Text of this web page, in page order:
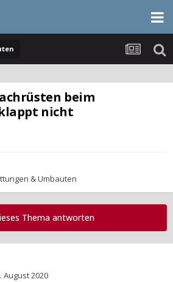
beim
nicht
& Umbauten
Thema antworten
August 2020